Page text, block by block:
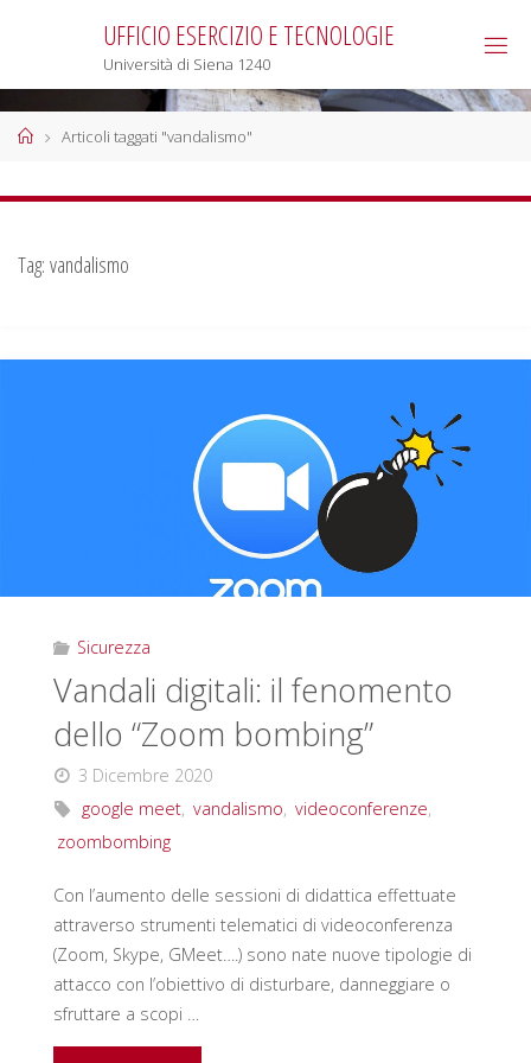
UFFICIO ESERCIZIO E TECNOLOGIE
Università di Siena 1240
HomeArticoli taggati "vandalismo"
Tag: vandalismo
Sicurezza
Vandali digitali: il fenomento
dello “Zoom bombing”
3 Dicembre 2020
google meet, vandalismo, videoconferenze,
zoombombing
Con l’aumento delle sessioni di didattica effettuate
attraverso strumenti telematici di videoconferenza
(Zoom, Skype, GMeet….) sono nate nuove tipologie di
attacco con l’obiettivo di disturbare, danneggiare o
sfruttare a scopi …